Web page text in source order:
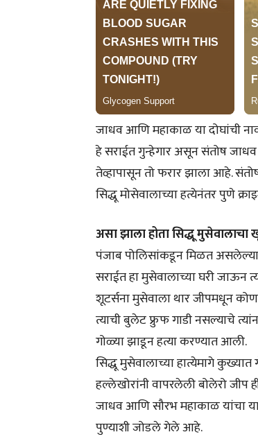
जाधव आणि महाकाळ या दोघांची
हे सराईत गुन्हेगार असून संतोष
तेव्हापासून तो फरार झाला आहे.
सिद्धू मोसेवालाच्या हत्येनंतर पुणे
असा झाला होता सिद्धू
पंजाब पोलिसांकडून मिळत असलेल्या
सराईत हा मुसेवालाच्या घरी जाऊन
शूटर्सना मुसेवाला थार जीपमधून
त्याची बुलेट फ्रुफ गाडी नसल्याचे
गोळ्या झाडून हत्या करण्यात आली.
सिद्धू मुसेवालाच्या हात्येमागे
हल्लेखोरांनी वापरलेली बोलेरो
जाधव आणि सौरभ महाकाळ यांचा
पुण्याशी जोडले गेले आहे.